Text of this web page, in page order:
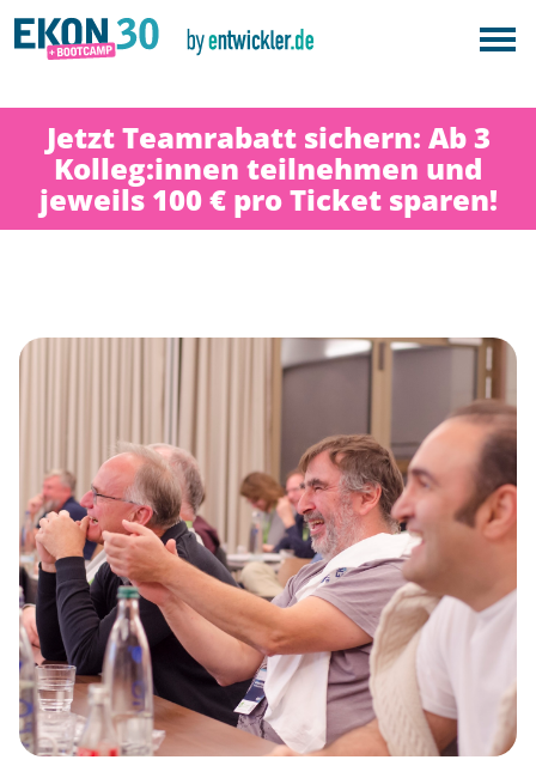
Jetzt Teamrabatt sichern: Ab 3
Kolleg:innen teilnehmen und
jeweils 100 € pro Ticket sparen!